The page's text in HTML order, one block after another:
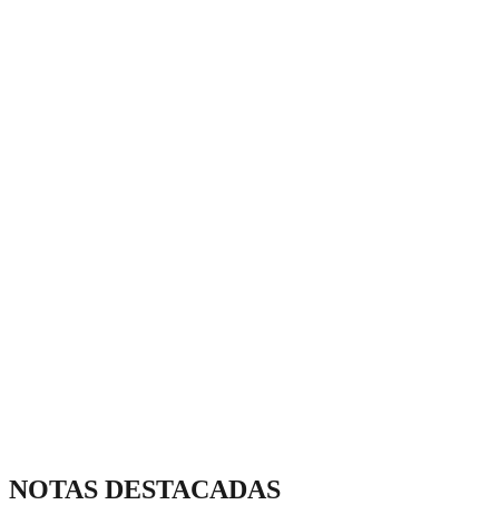
NOTAS DESTACADAS